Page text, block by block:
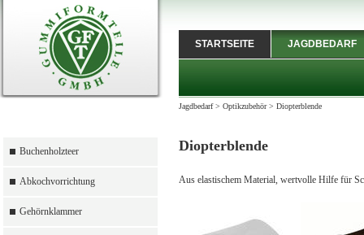
Buchenholzteer
Abkochvorrichtung
Gehörnklammer
STARTSEITE JAGDBEDARF
Jagdbedarf> Optikzubehör> Diopterblende
Diopterblende
Aus elastischem Material, wertvolle Hilfe für